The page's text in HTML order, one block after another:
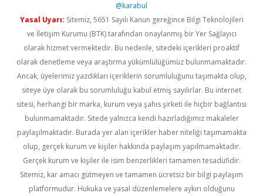
@karabul
Yasal Uyarı: Sitemiz, 5651 Sayılı Kanun gereğince Bilgi Teknolojileri
ve İletişim Kurumu (BTK) tarafından onaylanmış bir Yer Sağlayıcı
olarak hizmet vermektedir. Bu nedenle, sitedeki içerikleri proaktif
olarak denetleme veya araştırma yükümlülüğümüz bulunmamaktadır.
Ancak, üyelerimiz yazdıkları içeriklerin sorumluluğunu taşımakta olup,
siteye üye olarak bu sorumluluğu kabul etmiş sayılırlar. Bu internet
sitesi, herhangi bir marka, kurum veya şahıs şirketi ile hiçbir bağlantısı
bulunmamaktadır. Sitede yalnızca kendi hazırladığımız makaleler
paylaşılmaktadır. Burada yer alan içerikler haber niteliği taşımamakta
olup, gerçek kurum ve kişiler hakkında paylaşım yapılmamaktadır.
Gerçek kurum ve kişiler ile isim benzerlikleri tamamen tesadüfidir.
Sitemiz, kar amacı gütmeyen ve tamamen ücretsiz bir bilgi paylaşım
platformudur. Hukuka ve yasal düzenlemelere aykırı olduğunu